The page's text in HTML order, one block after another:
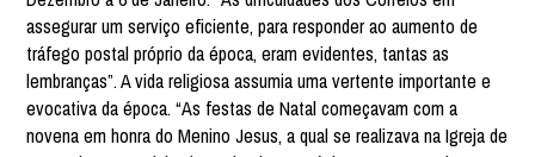
assegurar um serviço eficiente, para responder ao aumento de
tráfego postal próprio da época, eram evidentes, tantas as
lembranças”. A vida religiosa assumia uma vertente importante e
evocativa da época. “As festas de Natal começavam com a
novena em honra do Menino Jesus, a qual se realizava na Igreja de